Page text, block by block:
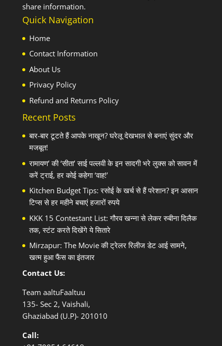
share information.
Quick Navigation
Home
Contact Information
About Us
Privacy Policy
Refund and Returns Policy
Recent Posts
बार-बार टूटते हैं आपके नाखून? घरेलू देखभाल से बनाएं सुंदर और
मजबूत!
रामायण’ की ‘सीता’ साई पल्लवी के इन सादगी भरे लुक्स को सावन में
करें ट्राई, हर कोई कहेगा ‘वाह!’
Kitchen Budget Tips: रसोई के खर्च से हैं परेशान? इन आसान
टिप्स से हर महीने बचाएं हजारों रुपये
KKK 15 Contestant List: गौरव खन्ना से लेकर रुबीना दिलैक
तक, स्टंट करते दिखेंगे ये सितारे
Mirzapur: The Movie की ट्रेलर रिलीज डेट आई सामने,
खत्म हुआ फैंस का इंतजार
Contact Us:
Team aaltuFaaltuu
135- Sec 2, Vaishali,
Ghaziabad (U.P)- 201010
Call: